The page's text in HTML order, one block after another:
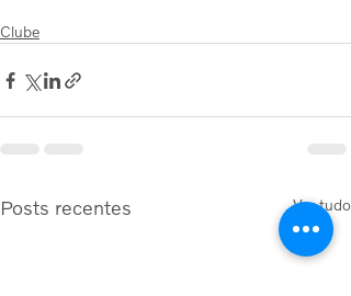
Clube
Posts recentes Ver tudo